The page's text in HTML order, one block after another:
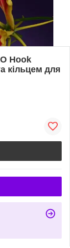
Hook
кільцем для